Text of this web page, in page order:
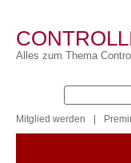
Alles zum Thema
Mitglied werden